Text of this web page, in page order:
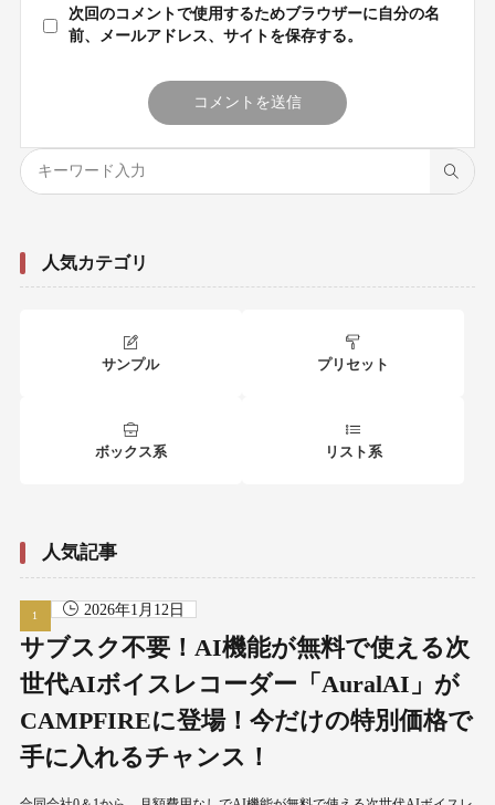
次回のコメントで使用するためブラウザーに自分の名
前、メールアドレス、サイトを保存する。
人気カテゴリ
サンプル プリセット
ボックス系 リスト系
人気記事
2026年1月12日
サブスク不要！AI機能が無料で使える次
世代AIボイスレコーダー「AuralAI」が
CAMPFIREに登場！今だけの特別価格で
手に入れるチャンス！